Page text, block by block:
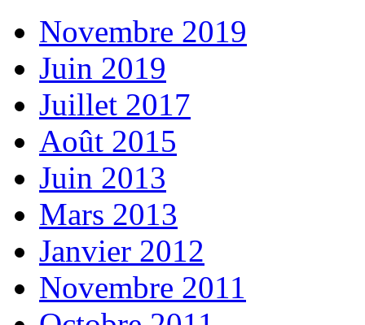
Novembre 2019
Juin 2019
Juillet 2017
Août 2015
Juin 2013
Mars 2013
Janvier 2012
Novembre 2011